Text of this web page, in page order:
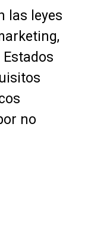
las leyes
Estados
no